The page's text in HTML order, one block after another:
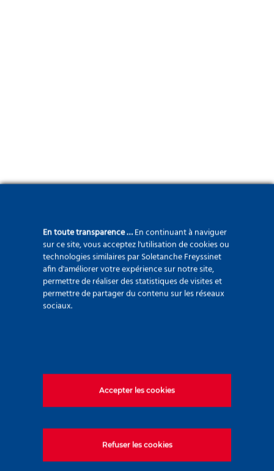
En toute transparence …En continuant à naviguer
sur ce site, vous acceptez l'utilisation de cookies ou
technologies similaires par Soletanche Freyssinet
afin d'améliorer votre expérience sur notre site,
permettre de réaliser des statistiques de visites et
permettre de partager du contenu sur les réseaux
sociaux.
Accepter les cookies
Refuser les cookies